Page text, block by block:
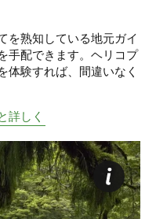
を熟知している地元ガイ
手配できます。ヘリコプ
体験すれば、間違いなく
詳しく